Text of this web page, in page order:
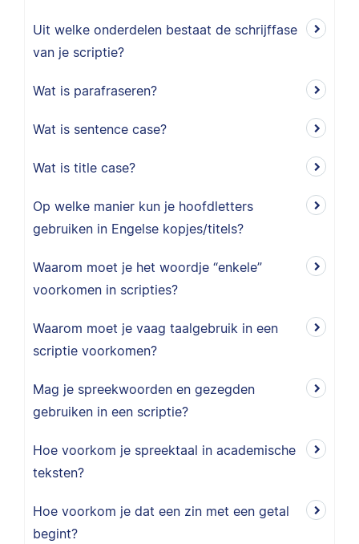
Uit welke onderdelen bestaat de schrijffase
van je scriptie?
Wat is parafraseren?
Wat is sentence case?
Wat is title case?
Op welke manier kun je hoofdletters
gebruiken in Engelse kopjes/titels?
Waarom moet je het woordje “enkele”
voorkomen in scripties?
Waarom moet je vaag taalgebruik in een
scriptie voorkomen?
Mag je spreekwoorden en gezegden
gebruiken in een scriptie?
Hoe voorkom je spreektaal in academische
teksten?
Hoe voorkom je dat een zin met een getal
begint?